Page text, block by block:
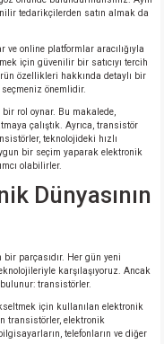
tedarikçilerden satın almak da
ve online platformlar aracılığıyla
için güvenilir bir satıcıyı tercih
özellikleri hakkında detaylı bir
seçmeniz önemlidir.
rol oynar. Bu makalede,
çalıştık. Ayrıca, transistör
teknolojideki hızlı
bir seçim yaparak elektronik
olabilirler.
Dünyasının
bir parçasıdır. Her gün yeni
karşılaşıyoruz. Ancak
transistörler.
için kullanılan elektronik
transistörler, elektronik
telefonların ve diğer